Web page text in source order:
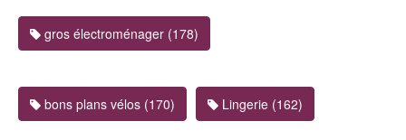
gros électroménager (178)
bons plans vélos (170) Lingerie (162)